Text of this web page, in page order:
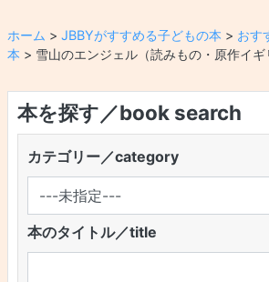
ホーム > JBBYがすすめる子どもの本 > おす
本 > 雪山のエンジェル（読みもの・原作イギ
本を探す／book search
カテゴリー／category
本のタイトル／title